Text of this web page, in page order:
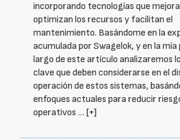
incorporando tecnologías que
optimizan los recursos y facilitan el
mantenimiento. Basándome en la
acumulada por Swagelok, y en la mía
largo de este artículo analizaremos
clave que deben considerarse en el
operación de estos sistemas,
enfoques actuales para reducir
operativos … [+]